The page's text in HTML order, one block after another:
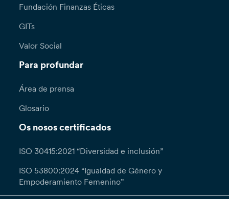
Fundación Finanzas Éticas
GITs
Valor Social
Para profundar
Área de prensa
Glosario
Os nosos certificados
ISO 30415:2021 “Diversidad e inclusión”
ISO 53800:2024 “Igualdad de Género y
Empoderamiento Femenino”